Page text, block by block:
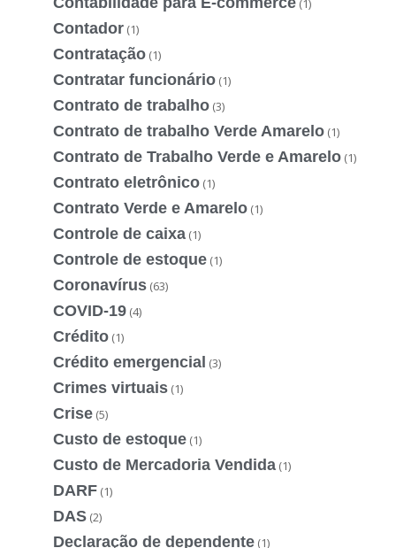
(1)
Contador (1)
Contratação (1)
Contratar funcionário (1)
Contrato de trabalho (3)
Contrato de trabalho Verde Amarelo (1)
Contrato de Trabalho Verde e Amarelo (1)
Contrato eletrônico (1)
Contrato Verde e Amarelo (1)
Controle de caixa (1)
Controle de estoque (1)
Coronavírus (63)
COVID-19 (4)
Crédito (1)
Crédito emergencial (3)
Crimes virtuais (1)
Crise (5)
Custo de estoque (1)
Custo de Mercadoria Vendida (1)
DARF (1)
DAS (2)
Declaração de dependente (1)